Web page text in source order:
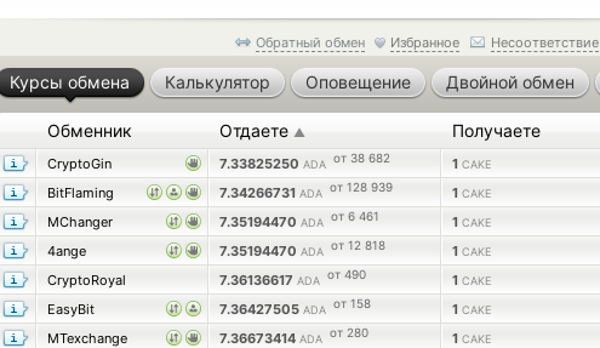
Обратный обмен Избранное Несоответствие
Курсы обмена Калькулятор Оповещение Двойной обмен
Обменник Отдаете ▲ Получаете
CryptoGin 7.33825250 ADA от 38 682 1 CAKE
BitFlaming
7.34266731 ADA от 128 939 1 CAKE
MChanger
7.35194470 ADA от 6 461 1 CAKE
4ange
7.35194470 ADA от 12 818 1 CAKE
CryptoRoyal
7.36136617 ADA от 490 1 CAKE
EasyBit
7.36427505 ADA от 158 1 CAKE
MTexchange
7.36673414 ADA от 280 1 CAKE